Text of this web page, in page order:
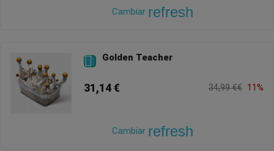
Cambiar refresh
 Golden Teacher
31,14 € 34,99 €€ 11%
Cambiar refresh